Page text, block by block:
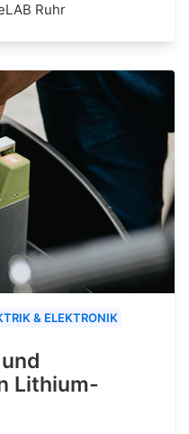
Ruhr
& ELEKTRONIK
Lithium-